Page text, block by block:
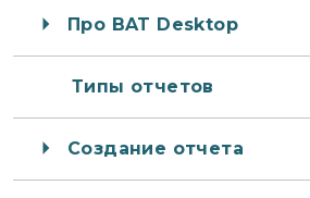
Про BAT Desktop
Типы отчетов
Создание отчета